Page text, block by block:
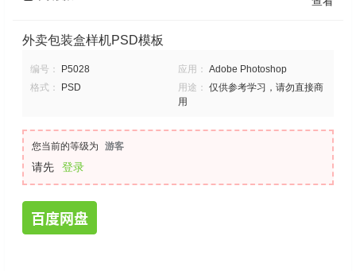
外卖包装盒样机PSD模板
编号： P5028 应用： Adobe Photoshop
格式：
PSD 用途： 仅供参考学习，请勿直接商
用
您当前的等级为 游客
请先 登录
百度网盘